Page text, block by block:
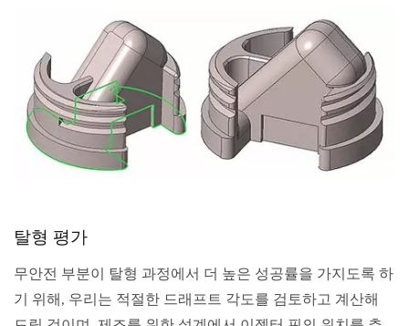
탈형 평가
무안전 부분이 탈형 과정에서 더 높은 성공률을 가지도록 하
기 위해, 우리는 적절한 드래프트 각도를 검토하고 계산해